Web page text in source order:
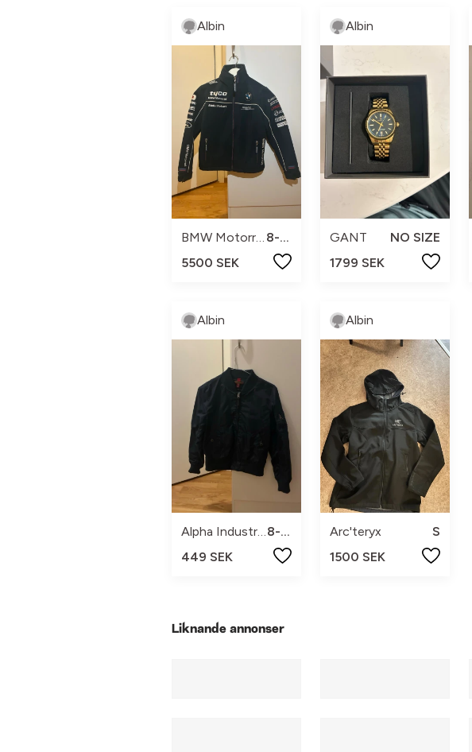
Albin
BMW Motorrad
8-10
5500 SEK
Albin
GANT
NO SIZE
1799 SEK
Albin
8-10
449 SEK
Albin
Arc'teryx
S
1500 SEK
Liknande annonser